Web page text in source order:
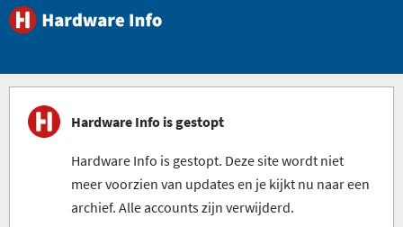
Hardware Info is gestopt
Hardware Info is gestopt. Deze site wordt niet
meer voorzien van updates en je kijkt nu naar een
archief. Alle accounts zijn verwijderd.